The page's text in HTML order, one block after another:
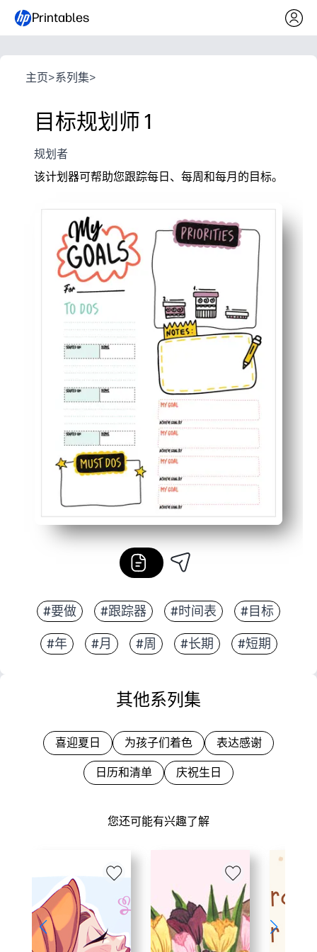
Printables
主页>系列集>
目标规划师 1
规划者
该计划器可帮助您跟踪每日、每周和每月的目标。
Print-and-Go 设计让您快速井井有条，无需准备。
每日、每周、每月的章节将目标分为孩子可以遵循的
简单的复选框和备注空间可以让每个人都保持积极性
非常适合家庭、课堂或课后活动-支持孩子、青少年和
#要做 #跟踪器 #时间表 #目标
#年 #月 #周 #长期 #短期
您还可能有兴趣了解
其他系列集
喜迎夏日 为孩子们着色 表达感谢
日历和清单 庆祝生日